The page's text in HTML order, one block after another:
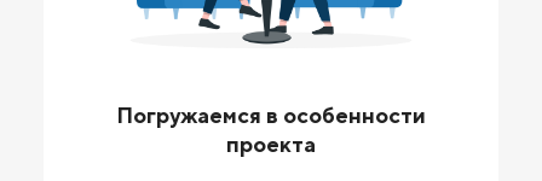
Погружаемся в особенности
проекта